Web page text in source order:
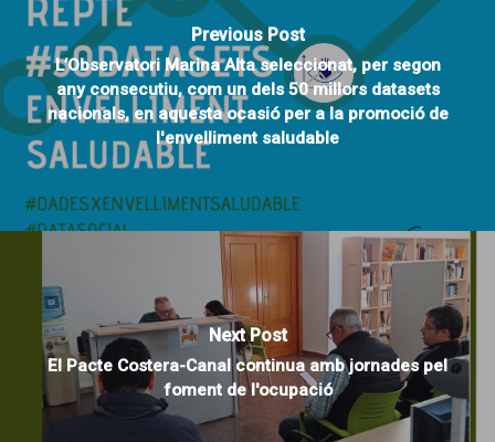
Previous Post
L’Observatori Marina Alta seleccionat, per segon
any consecutiu, com un dels 50 millors datasets
nacionals, en aquesta ocasió per a la promoció de
l'envelliment saludable
Next Post
El Pacte Costera-Canal continua amb jornades pel
foment de l'ocupació